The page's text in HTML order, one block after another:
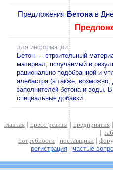
Предложения Бетонав
для информации:
Бетон — строительный
материал, получаемый в
рационально подобранной и
алебастра (а также,
заполнителей бетона и воды.
специальные добавки.
главная| пресс-релизы | предприятия|
потребности
поставщики
регистрация| частые